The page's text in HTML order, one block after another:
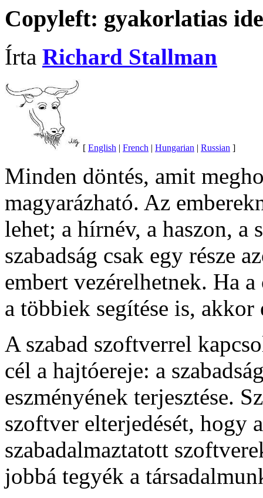
Copyleft: gyakorlatias
Írta Richard Stallman
[ English | French | Hungarian | Russian ]
Minden döntés, amit
magyarázható. Az
lehet; a hírnév, a haszon, a
szabadság csak egy része
embert vezérelhetnek. Ha
a többiek segítése is,
A szabad szoftverrel
cél a hajtóereje: a
eszményének terjesztése.
szoftver elterjedését, hogy
szabadalmaztatott
jobbá tegyék a